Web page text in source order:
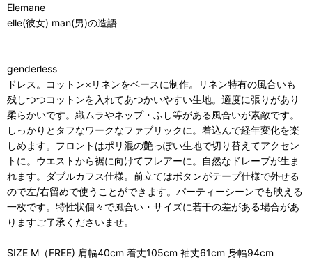
Elemane
elle(彼女) man(男)の造語
genderless
ドレス。コットン×リネンをベースに制作。リネン特有の風合いも
残しつつコットンを入れてあつかいやすい生地。適度に張りがあり
柔らかいです。織ムラやネップ・ふし等がある風合いが素敵です。
しっかりとタフなワークなファブリックに。着込んで経年変化を楽
しめます。フロントはポリ混の艶っぽい生地で切り替えてアクセン
トに。ウエストから裾に向けてフレアーに。自然なドレープが生ま
れます。ダブルカフス仕様。前立てはボタンがテープ仕様で外せる
ので左/右留めで使うことができます。パーティーシーンでも映える
一枚です。特性状個々で風合い・サイズに若干の差がある場合があ
りますご了承くださいませ。
SIZE M（FREE) 肩幅40cm 着丈105cm 袖丈61cm 身幅94cm